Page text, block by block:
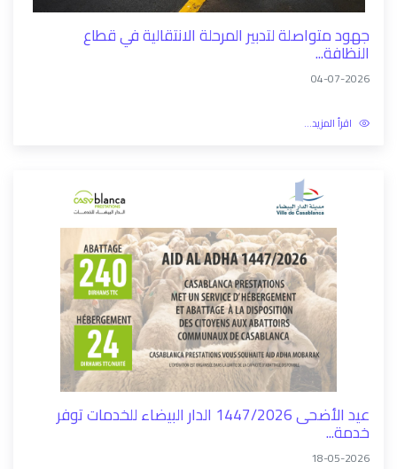
جهود متواصلة لتدبير المرحلة الانتقالية في قطاع
النظافة...
04-07-2026
اقرأ المزيد...
عيد الأضحى 1447/2026 الدار البيضاء للخدمات توفر
خدمة...
18-05-2026